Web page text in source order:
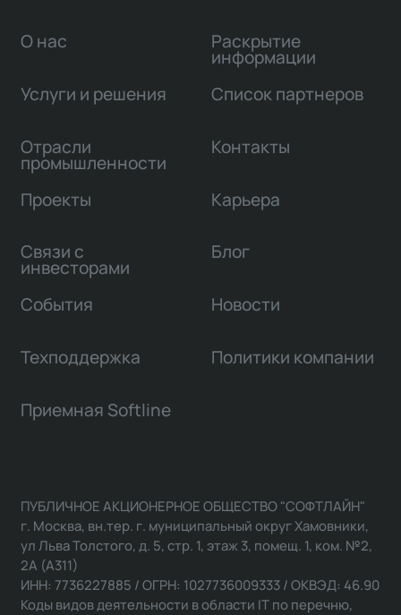
О нас
Услуги и решения
Отрасли
промышленности
Проекты
Связи с
инвесторами
Раскрытие
информации
Список партнеров
Контакты
Карьера
Блог
События Новости
Техподдержка Политики компании
Приемная Softline
ПУБЛИЧНОЕ АКЦИОНЕРНОЕ ОБЩЕСТВО "СОФТЛАЙН"
г. Москва, вн.тер. г. муниципальный округ Хамовники,
ул Льва Толстого, д. 5, стр. 1, этаж 3, помещ. 1, ком. №2,
2А (А311)
ИНН: 7736227885 / ОГРН: 1027736009333 / ОКВЭД: 46.90
Коды видов деятельности в области IT по перечню,